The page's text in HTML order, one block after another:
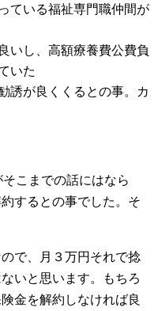
ている福祉専門職仲間が
いし、高額療養費公費負
いた
誘が良くくるとの事。カ
こまでの話にはなら
するとの事でした。そ
で、月３万円それで捻
いと思います。もちろ
金を解約しなければ良